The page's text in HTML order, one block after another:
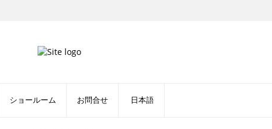
ショールーム お問合せ 日本語